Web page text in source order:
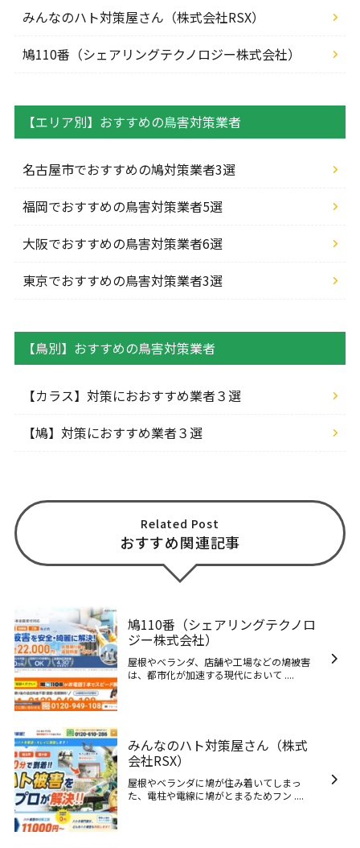
みんなのハト対策屋さん（株式会社RSX）
鳩110番（シェアリングテクノロジー株式会社）
【エリア別】おすすめの鳥害対策業者
名古屋市でおすすめの鳩対策業者3選
福岡でおすすめの鳥害対策業者5選
大阪でおすすめの鳥害対策業者6選
東京でおすすめの鳥害対策業者3選
【鳥別】おすすめの鳥害対策業者
【カラス】対策におおすすめ業者３選
【鳩】対策におすすめ業者３選
Related Post
おすすめ関連記事
鳩110番（シェアリングテクノロ
ジー株式会社）
屋根やベランダ、店舗や工場などの鳩被害
は、都市化が加速する現代において ....
みんなのハト対策屋さん（株式
会社RSX）
屋根やベランダに鳩が住み着いてしまっ
た、電柱や電線に鳩がとまるためフン ....